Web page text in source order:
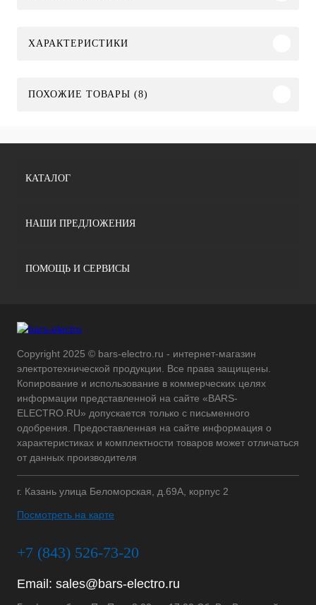
ХАРАКТЕРИСТИКИ
ПОХОЖИЕ ТОВАРЫ (8)
КАТАЛОГ
НАШИ ПРЕДЛОЖЕНИЯ
ПОМОЩЬ И СЕРВИСЫ
Copyright 2025 © bars-electro.ru - интернет-магазин
электротехнической продукции. Все права защищены.
Копирование и использование в коммерческих целях
информации представленной на сайте «BARS-
ELECTRO.RU» допускается только с письменного
одобрения. Предоставленная на сайте информация о
характеристиках и комплектности товаров может отличаться
от данных производителя
г. Казань улица Беломорская, д.69А, корпус 2
Посмотреть на карте
+7 (843) 526-73-20
Email: sales@bars-electro.ru